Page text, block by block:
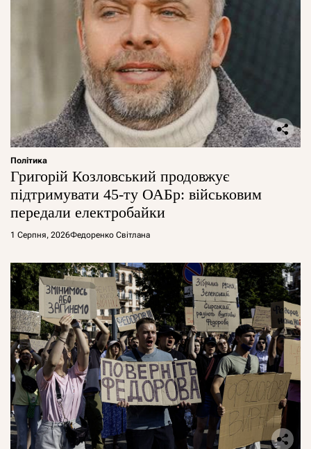
Політика
Григорій Козловський продовжує
підтримувати 45-ту ОАБр: військовим
передали електробайки
1 Серпня, 2026Федоренко Світлана